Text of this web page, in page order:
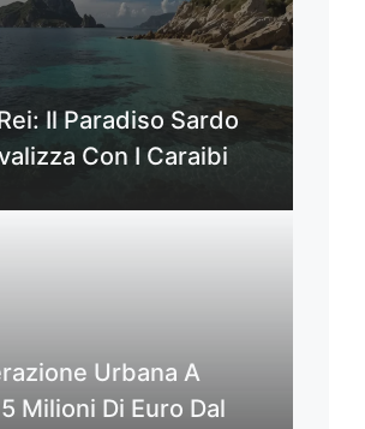
Il Paradiso Sardo
Con I Caraibi
Urbana A
Milioni Di Euro Dal